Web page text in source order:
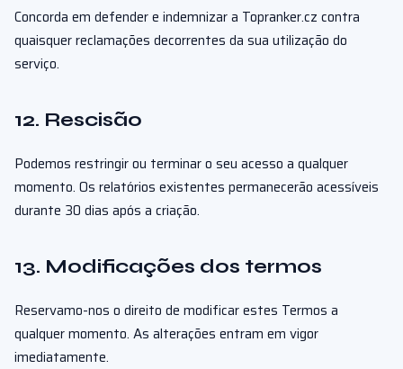
Concorda em defender e indemnizar a Topranker.cz contra
quaisquer reclamações decorrentes da sua utilização do
serviço.
12. Rescisão
Podemos restringir ou terminar o seu acesso a qualquer
momento. Os relatórios existentes permanecerão acessíveis
durante 30 dias após a criação.
13. Modificações dos termos
Reservamo-nos o direito de modificar estes Termos a
qualquer momento. As alterações entram em vigor
imediatamente.